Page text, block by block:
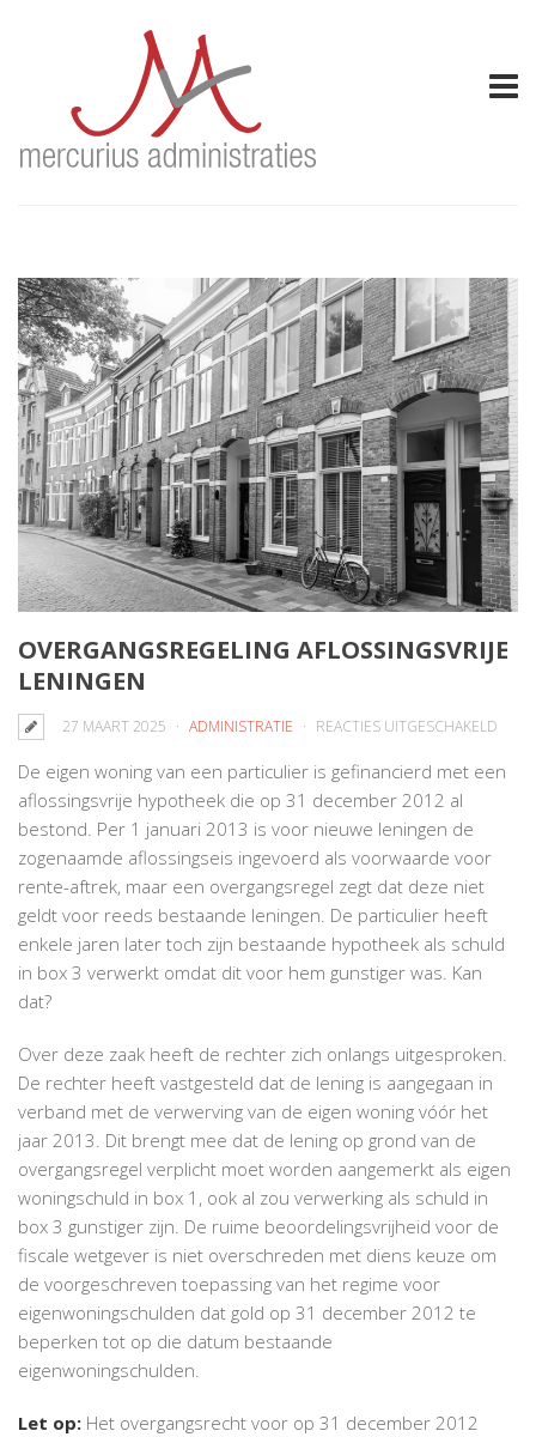
OVERGANGSREGELING AFLOSSINGSVRIJE
LENINGEN
27 MAART 2025 ADMINISTRATIE REACTIES UITGESCHAKELD
De eigen woning van een particulier is gefinancierd met een
aflossingsvrije hypotheek die op 31 december 2012 al
bestond. Per 1 januari 2013 is voor nieuwe leningen de
zogenaamde aflossingseis ingevoerd als voorwaarde voor
rente-aftrek, maar een overgangsregel zegt dat deze niet
geldt voor reeds bestaande leningen. De particulier heeft
enkele jaren later toch zijn bestaande hypotheek als schuld
in box 3 verwerkt omdat dit voor hem gunstiger was. Kan
dat?
Over deze zaak heeft de rechter zich onlangs uitgesproken.
De rechter heeft vastgesteld dat de lening is aangegaan in
verband met de verwerving van de eigen woning vóór het
jaar 2013. Dit brengt mee dat de lening op grond van de
overgangsregel verplicht moet worden aangemerkt als eigen
woningschuld in box 1, ook al zou verwerking als schuld in
box 3 gunstiger zijn. De ruime beoordelingsvrijheid voor de
fiscale wetgever is niet overschreden met diens keuze om
de voorgeschreven toepassing van het regime voor
eigenwoningschulden dat gold op 31 december 2012 te
beperken tot op die datum bestaande
eigenwoningschulden.
Let op: Het overgangsrecht voor op 31 december 2012